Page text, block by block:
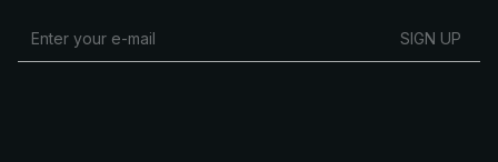
SIGN UP